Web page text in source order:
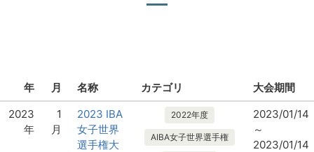
年 月 名称 カテゴリ
大会期間
2023
年
1
月
2023 IBA
女子世界
選手権大
2022年度
AIBA女子世界選手権
2023/01/14
～
2023/01/14